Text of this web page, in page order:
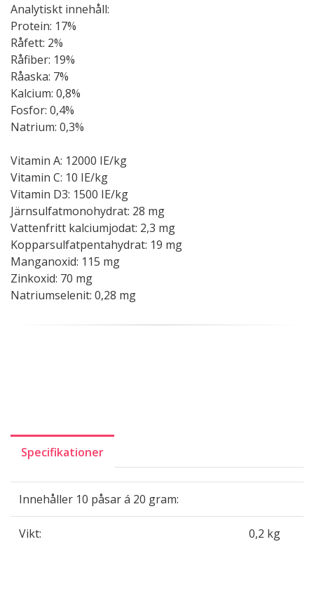
Analytiskt innehåll:
Protein: 17%
Råfett: 2%
Råfiber: 19%
Råaska: 7%
Kalcium: 0,8%
Fosfor: 0,4%
Natrium: 0,3%
Vitamin A: 12000 IE/kg
Vitamin C: 10 IE/kg
Vitamin D3: 1500 IE/kg
Järnsulfatmonohydrat: 28 mg
Vattenfritt kalciumjodat: 2,3 mg
Kopparsulfatpentahydrat: 19 mg
Manganoxid: 115 mg
Zinkoxid: 70 mg
Natriumselenit: 0,28 mg
Specifikationer
Innehåller 10 påsar á 20 gram:
Vikt: 0,2 kg